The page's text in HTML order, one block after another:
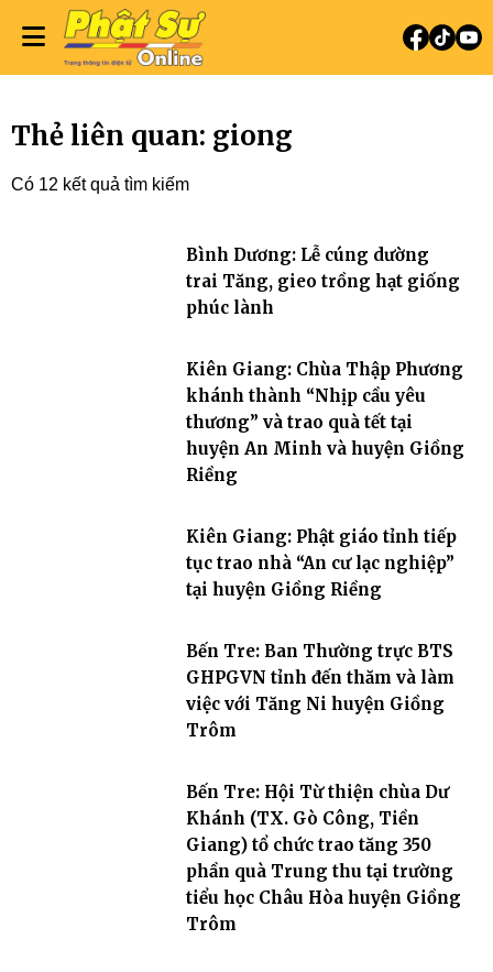
Thẻ liên quan: giong
Có 12 kết quả tìm kiếm
Bình Dương: Lễ cúng dường
trai Tăng, gieo trồng hạt giống
phúc lành
Kiên Giang: Chùa Thập Phương
khánh thành “Nhịp cầu yêu
thương” và trao quà tết tại
huyện An Minh và huyện Giồng
Riềng
Kiên Giang: Phật giáo tỉnh tiếp
tục trao nhà “An cư lạc nghiệp”
tại huyện Giồng Riềng
Bến Tre: Ban Thường trực BTS
GHPGVN tỉnh đến thăm và làm
việc với Tăng Ni huyện Giồng
Trôm
Bến Tre: Hội Từ thiện chùa Dư
Khánh (TX. Gò Công, Tiền
Giang) tổ chức trao tăng 350
phần quà Trung thu tại trường
tiểu học Châu Hòa huyện Giồng
Trôm